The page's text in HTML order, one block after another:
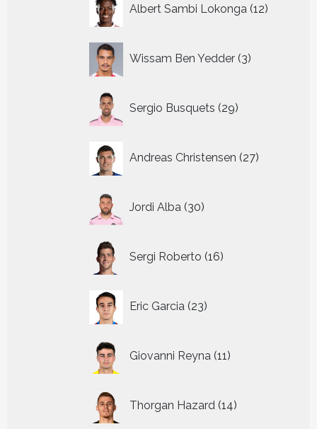
Albert Sambi Lokonga 12
Wissam Ben Yedder 3
producten
Sergio Busquets 29
producten
Andreas Christensen 27
producten
Jordi Alba 30
producten
Sergi Roberto 16
producten
Eric Garcia 23
producten
Giovanni Reyna 11
producten
Thorgan Hazard 14
producten